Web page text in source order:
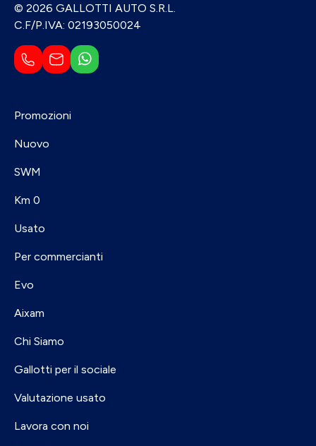
© 2026 GALLOTTI AUTO S.R.L.
C.F/P.IVA: 02193050024
Promozioni
Nuovo
SWM
Km 0
Usato
Per commercianti
Evo
Aixam
Chi Siamo
Gallotti per il sociale
Valutazione usato
Lavora con noi